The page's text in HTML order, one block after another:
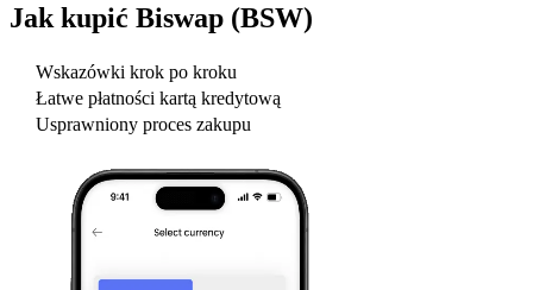
Jak kupić Biswap (BSW)
Wskazówki krok po kroku
Łatwe płatności kartą kredytową
Usprawniony proces zakupu